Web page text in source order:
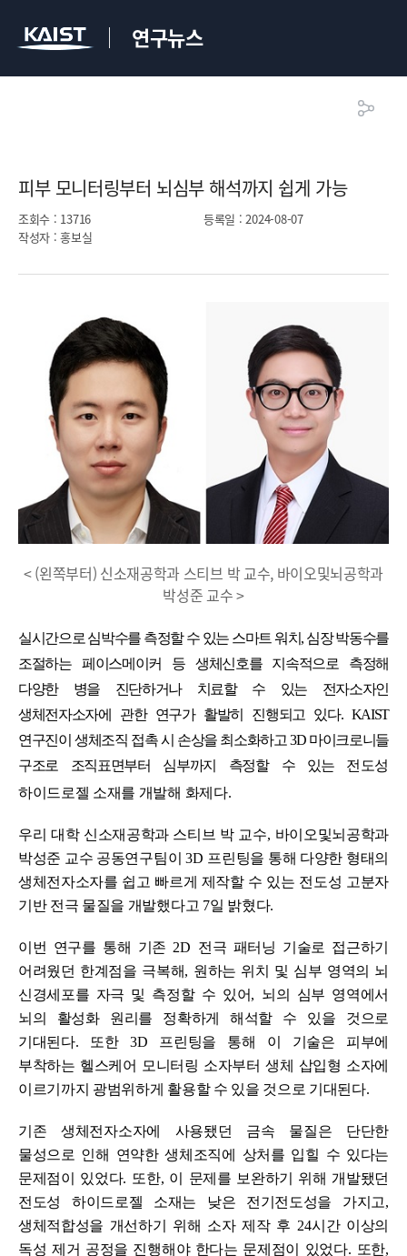
연구뉴스
피부 모니터링부터 뇌심부 해석까지 쉽게 가능​
조회수 : 13716 등록일 : 2024-08-07
작성자 : 홍보실
< (왼쪽부터) 신소재공학과 스티브 박 교수, 바이오및뇌공학과
박성준 교수 >
실시간으로 심박수를 측정할 수 있는 스마트 워치 , 심장 박동수를
조절하는 페이스메이커 등 생체신호를 지속적으로 측정해
다양한 병을 진단하거나 치료할 수 있는 전자소자인
생체전자소자에 관한 연구가 활발히 진행되고 있다. KAIST
연구진이 생체조직 접촉 시 손상을 최소화하고3D 마이크로니들
구조로 조직표면부터 심부까지 측정할 수 있는 전도성
하이드로젤 소재를 개발해 화제다.
우리 대학 신소재공학과 스티브 박 교수, 바이오및뇌공학과
박성준 교수 공동연구팀이3D 프린팅을 통해 다양한 형태의
생체전자소자를 쉽고 빠르게 제작할 수 있는 전도성 고분자
기반 전극 물질을 개발했다고 7일 밝혔다.
이번 연구를 통해 기존 2D 전극 패터닝 기술로 접근하기
어려웠던 한계점을 극복해, 원하는 위치 및 심부 영역의 뇌
신경세포를 자극 및 측정할 수 있어, 뇌의 심부 영역에서
뇌의 활성화 원리를 정확하게 해석할 수 있을 것으로
기대된다. 또한 3D 프린팅을 통해 이 기술은 피부에
부착하는 헬스케어 모니터링 소자부터 생체 삽입형 소자에
이르기까지 광범위하게 활용할 수 있을 것으로 기대된다.
기존 생체전자소자에 사용됐던 금속 물질은 단단한
물성으로 인해 연약한 생체조직에 상처를 입힐 수 있다는
문제점이 있었다. 또한, 이 문제를 보완하기 위해 개발됐던
전도성 하이드로젤 소재는 낮은 전기전도성을 가지고,
생체적합성을 개선하기 위해 소자 제작 후 24시간 이상의
독성 제거 공정을 진행해야 한다는 문제점이 있었다. 또한,